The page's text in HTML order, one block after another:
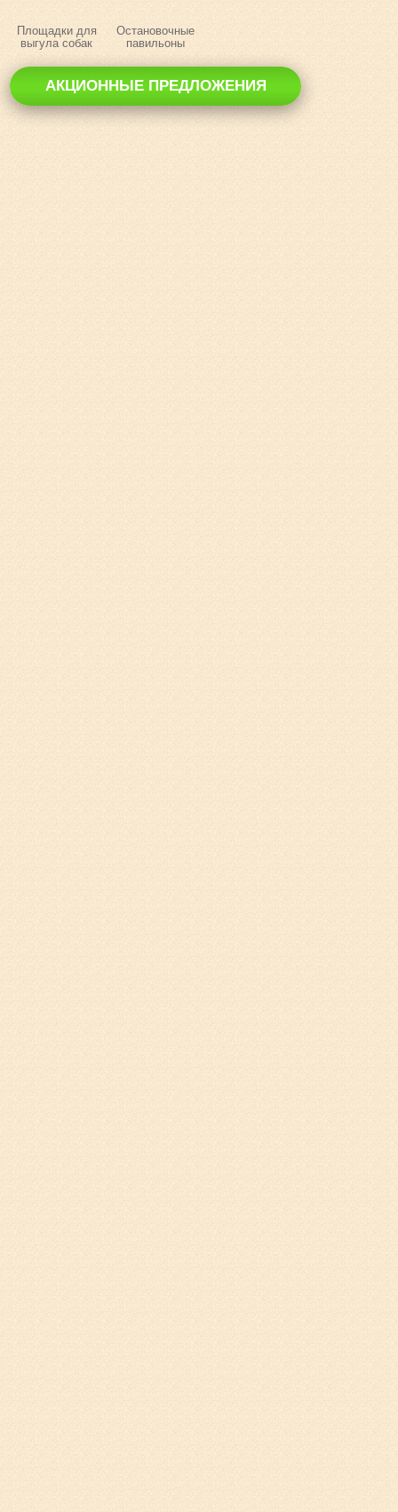
Площадки для
выгула собак
Остановочные
павильоны
АКЦИОННЫЕ ПРЕДЛОЖЕНИЯ